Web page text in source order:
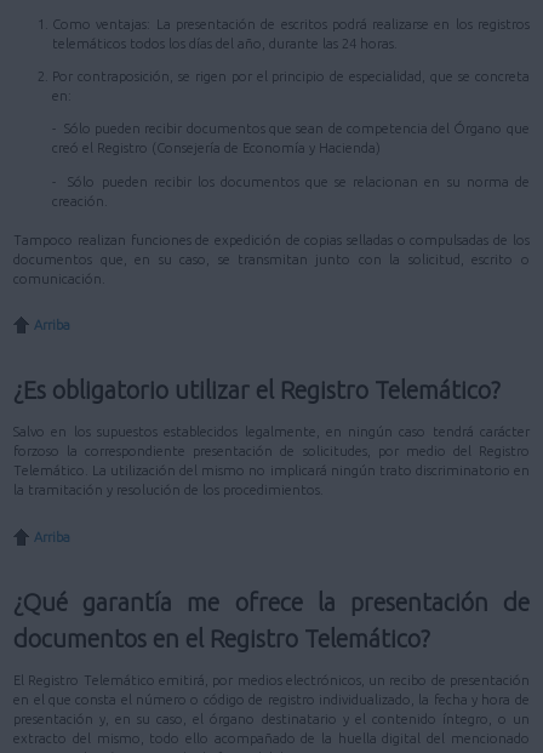
Como ventajas: La presentación de escritos podrá realizarse en los registros
telemáticos todos los días del año, durante las 24 horas.
Por contraposición, se rigen por el principio de especialidad, que se concreta
en:
- Sólo pueden recibir documentos que sean de competencia del Órgano que
creó el Registro (Consejería de Economía y Hacienda)
- Sólo pueden recibir los documentos que se relacionan en su norma de
creación.
Tampoco realizan funciones de expedición de copias selladas o compulsadas de los
documentos que, en su caso, se transmitan junto con la solicitud, escrito o
comunicación.
Arriba
¿Es obligatorio utilizar el Registro Telemático?
Salvo en los supuestos establecidos legalmente, en ningún caso tendrá carácter
forzoso la correspondiente presentación de solicitudes, por medio del Registro
Telemático. La utilización del mismo no implicará ningún trato discriminatorio en
la tramitación y resolución de los procedimientos.
Arriba
¿Qué garantía me ofrece la presentación de
documentos en el Registro Telemático?
El Registro Telemático emitirá, por medios electrónicos, un recibo de presentación
en el que consta el número o código de registro individualizado, la fecha y hora de
presentación y, en su caso, el órgano destinatario y el contenido íntegro, o un
extracto del mismo, todo ello acompañado de la huella digital del mencionado